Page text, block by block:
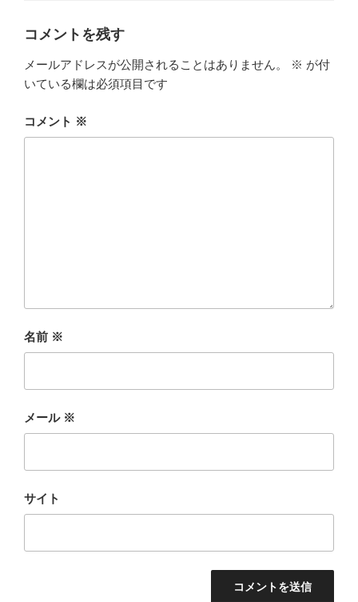
コメントを残す
メールアドレスが公開されることはありません。 ※ が付
いている欄は必須項目です
コメント ※
名前 ※
メール ※
サイト